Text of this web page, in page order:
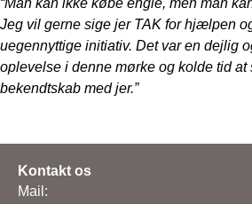
“Man kan ikke købe engle, men man
Jeg vil gerne sige jer TAK for hjælpen
uegennyttige initiativ. Det var en dejlig
oplevelse i denne mørke og kolde tid at
bekendtskab med jer.”
Kontakt os
Mail: